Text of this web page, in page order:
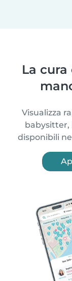
La
Visualizza
babysitter,
disponibili